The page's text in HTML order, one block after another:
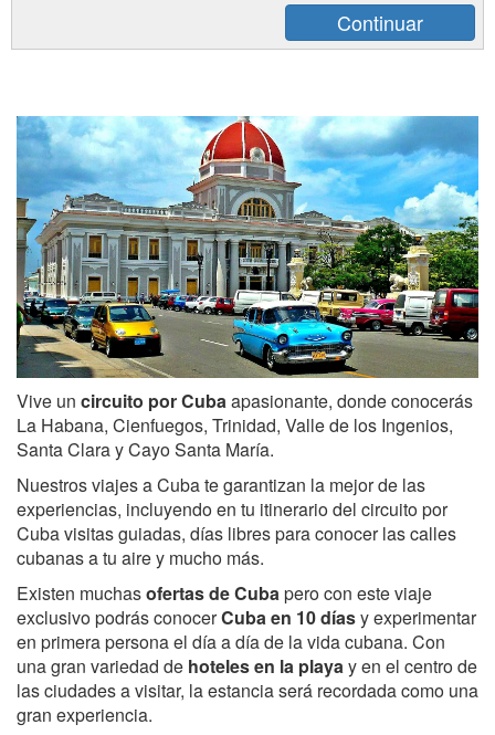
Vive un circuito por Cubaapasionante, donde conocerás
La Habana, Cienfuegos, Trinidad, Valle de los Ingenios,
Santa Clara y Cayo Santa María.
Nuestros viajes a Cuba te garantizan la mejor de las
experiencias, incluyendo en tu itinerario del circuito por
Cuba visitas guiadas, días libres para conocer las calles
cubanas a tu aire y mucho más.
Existen muchasofertas de Cubapero con este viaje
exclusivo podrás conocerCuba en 10 díasy experimentar
en primera persona el día a día de la vida cubana. Con
una gran variedad de hoteles en la playay en el centro de
las ciudades a visitar, la estancia será recordada como una
gran experiencia.